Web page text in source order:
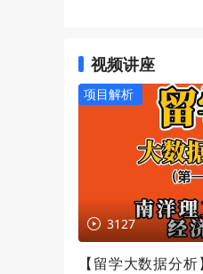
视频讲座
3127
项目解析
【留学大数据分